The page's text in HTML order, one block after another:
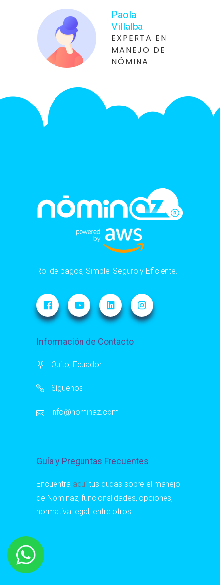
Paola
Villalba
EXPERTA EN
MANEJO DE
NÓMINA
Rol de pagos, Simple, Seguro y Eficiente.
Información de Contacto
Quito, Ecuador
Síguenos
info@nominaz.com
Guía y Preguntas Frecuentes
Encuentra aquí tus dudas sobre el manejo
de Nóminaz, funcionalidades, opciones,
normativa legal, entre otros.